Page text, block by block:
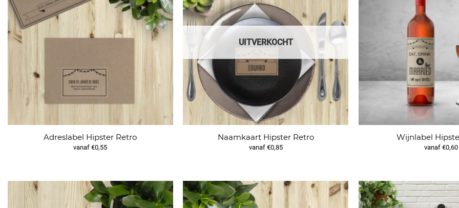
Adreslabel Hipster Retro
vanaf €0,55
UITVERKOCHT
Naamkaart Hipster Retro
vanaf €0,85
Wijnlabel
vanaf €0,60